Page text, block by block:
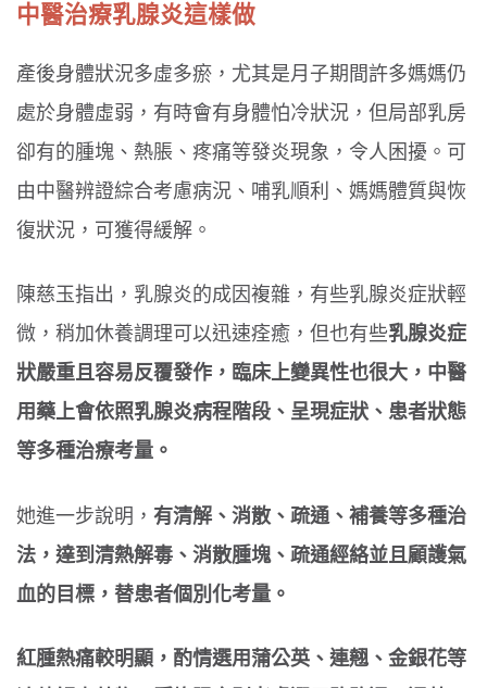
中醫治療乳腺炎這樣做
產後身體狀況多虛多瘀，尤其是月子期間許多媽媽仍
處於身體虛弱，有時會有身體怕冷狀況，但局部乳房
卻有的腫塊、熱脹、疼痛等發炎現象，令人困擾。可
由中醫辨證綜合考慮病況、哺乳順利、媽媽體質與恢
復狀況，可獲得緩解。
陳慈玉指出，乳腺炎的成因複雜，有些乳腺炎症狀輕
微，稍加休養調理可以迅速痊癒，但也有些乳腺炎症
狀嚴重且容易反覆發作，臨床上變異性也很大，中醫
用藥上會依照乳腺炎病程階段、呈現症狀、患者狀態
等多種治療考量。
她進一步說明， 有清解、消散、疏通、補養等多種治
法，達到清熱解毒、消散腫塊、疏通經絡並且顧護氣
血的目標，替患者個別化考量。
紅腫熱痛較明顯，酌情選用蒲公英、連翹、金銀花等